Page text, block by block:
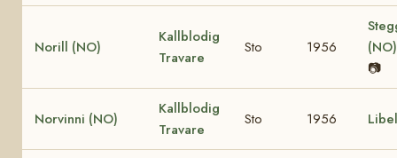
Norill (NO)
Kallblodig
Travare
Sto 1956
📷
Norvinni (NO)
Kallblodig
Travare
Sto 1956